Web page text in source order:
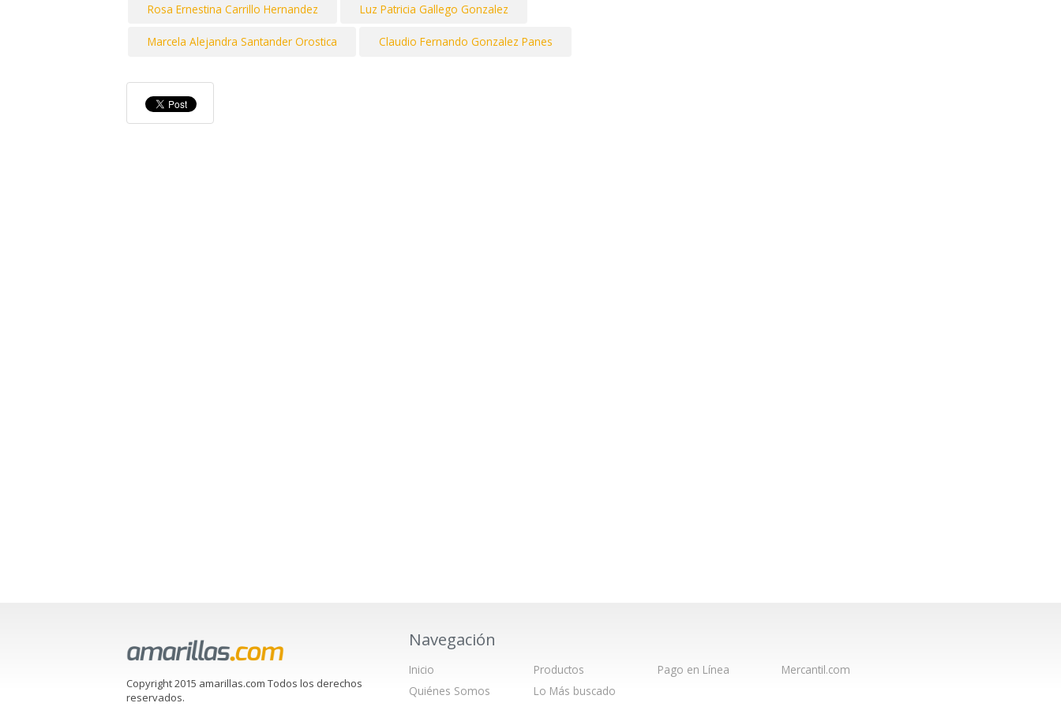
Rosa Ernestina Carrillo Hernandez Luz Patricia Gallego Gonzalez
Marcela Alejandra Santander Orostica Claudio Fernando Gonzalez Panes
Copyright 2015 amarillas.com Todos los derechos
reservados.
Navegación
Inicio
Quiénes Somos
Productos
Lo Más buscado
Pago en Línea Mercantil.com